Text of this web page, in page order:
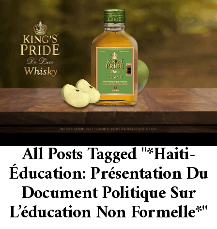
All Posts Tagged "*Haiti-
Éducation: Présentation Du
Document Politique Sur
L’éducation Non Formelle*"